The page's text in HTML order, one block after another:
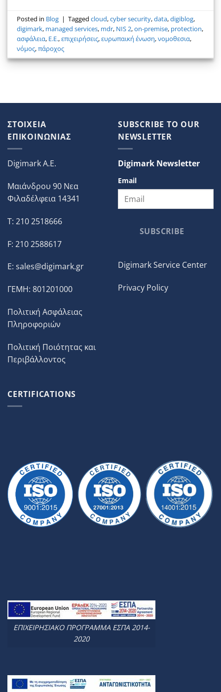
Posted in Blog | Taggedcloud,cyber security,data,digiblog,
digimark, managed services, mdr, NIS 2,on-premise, protection,
ασφάλεια, Ε.Ε.,επιχειρήσεις,ευρωπαική ένωση,νομοθεσια,
νόμος,πάροχος
ΣΤΟΙΧΕΙΑ
ΕΠΙΚΟΙΝΩΝΙΑΣ
Digimark A.E.
Μαιάνδρου 90 Νεα
Φιλαδέλφεια 14341
T: 210 2518666
F: 210 2588617
E: sales@digimark.gr
ΓΕΜΗ: 801201000
Πολιτική Ασφάλειας
Πληροφοριών
Πολιτική Ποιότητας και
Περιβάλλοντος
SUBSCRIBE TO OUR
NEWSLETTER
Digimark Newsletter
Email
SUBSCRIBE
Digimark Service Center
Privacy Policy
CERTIFICATIONS
ΕΠΙΧΕΙΡΗΣΙΑΚΟ ΠΡΟΓΡΑΜΜΑ ΕΣΠΑ 2014-
2020